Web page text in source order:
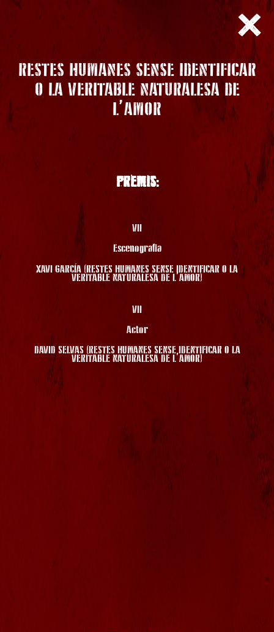
RESTES HUMANES SENSE IDENTIFICAR
O LA VERITABLE NATURALESA DE
L’AMOR
PREMIS:
VII
Escenografia
XAVI GARCÍA (RESTES HUMANES SENSE IDENTIFICAR O LA
VERITABLE NATURALESA DE L’AMOR)
VII
Actor
DAVID SELVAS (RESTES HUMANES SENSE IDENTIFICAR O LA
VERITABLE NATURALESA DE L’AMOR)